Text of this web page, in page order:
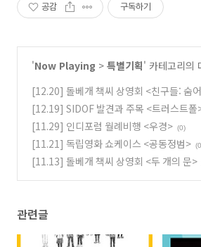
공감 구독하기
'Now Playing > 특별기획' 카테고리의
[12.20] 돌베개 책씨 상영회 <친구들: 숨
슬픔>
(0)
[12.19] SIDOF 발견과 주목 <트러스트폴
더더기>, <탈>, <You are my sunshine>
[11.29] 인디포럼 월례비행 <우경> (0)
[11.21] 독립영화 쇼케이스 <공동정범>
[11.13] 돌베개 책씨 상영회 <두 개의 문>
관련글